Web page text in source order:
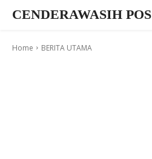
CENDERAWASIH POS
Home BERITA UTAMA